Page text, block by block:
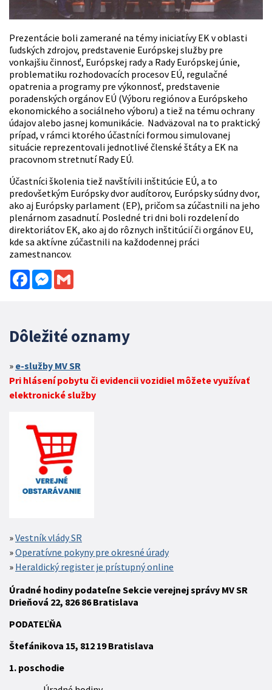
Prezentácie boli zamerané na témy iniciatívy EK v oblasti
ľudských zdrojov, predstavenie Európskej služby pre
vonkajšiu činnosť, Európskej rady a Rady Európskej únie,
problematiku rozhodovacích procesov EÚ, regulačné
opatrenia a programy pre výkonnosť, predstavenie
poradenských orgánov EÚ (Výboru regiónov a Európskeho
ekonomického a sociálneho výboru) a tiež na tému ochrany
údajov alebo jasnej komunikácie. Nadväzoval na to praktický
prípad, v rámci ktorého účastníci formou simulovanej
situácie reprezentovali jednotlivé členské štáty a EK na
pracovnom stretnutí Rady EÚ.
Účastníci školenia tiež navštívili inštitúcie EÚ, a to
predovšetkým Európsky dvor audítorov, Európsky súdny dvor,
ako aj Európsky parlament (EP), pričom sa zúčastnili na jeho
plenárnom zasadnutí. Posledné tri dni boli rozdelení do
direktoriátov EK, ako aj do rôznych inštitúcií či orgánov EU,
kde sa aktívne zúčastnili na každodennej práci
zamestnancov.
FacebookMessenger
Dôležité oznamy
e-služby MV SR
Pri hlásení pobytu či evidencii vozidiel môžete využívať
elektronické služby
Vestník vlády SR
Operatívne pokyny pre okresné úrady
Heraldický register je prístupný online
Úradné hodiny podateľne Sekcie verejnej správy MV SR
Drieňová 22, 826 86 Bratislava
PODATEĽŇA
Štefánikova 15, 812 19Bratislava
1. poschodie